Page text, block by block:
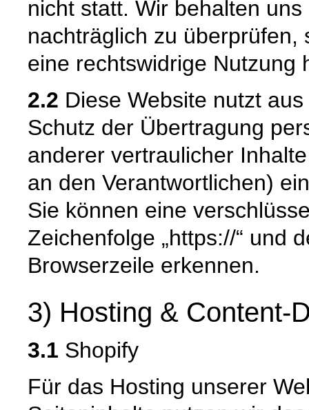
nicht statt. Wir behalten
nachträglich zu überprüfen,
eine rechtswidrige Nutzung
2.2 Diese Website nutzt
Schutz der Übertragung
anderer vertraulicher
an den Verantwortlichen)
Sie können eine
Zeichenfolge „https://“ und
Browserzeile erkennen.
3) Hosting & Content-
3.1 Shopify
Für das Hosting unserer